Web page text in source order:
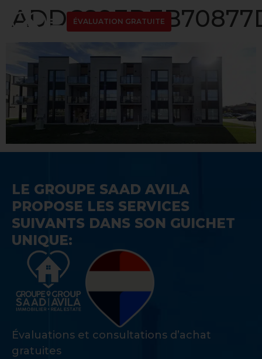
ÉVALUATION GRATUITE
LE GROUPE SAAD AVILA
PROPOSE LES SERVICES
SUIVANTS DANS SON GUICHET
UNIQUE:
Évaluations et consultations d’achat
gratuites